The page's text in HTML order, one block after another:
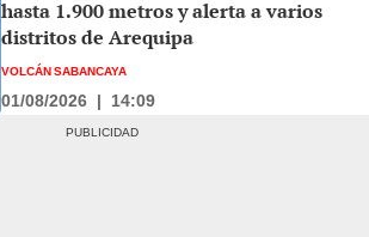
hasta 1.900 metros y alerta a varios
distritos de Arequipa
VOLCÁN SABANCAYA
01/08/2026 | 14:09